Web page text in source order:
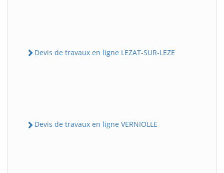
Devis de travaux en ligne LEZAT-SUR-LEZE
Devis de travaux en ligne VERNIOLLE